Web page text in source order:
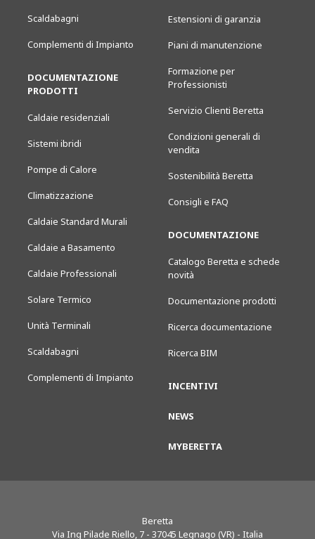
Scaldabagni
Complementi di Impianto
DOCUMENTAZIONE
PRODOTTI
Caldaie residenziali
Sistemi ibridi
Pompe di Calore
Climatizzazione
Caldaie Standard Murali
Caldaie a Basamento
Caldaie Professionali
Solare Termico
Unità Terminali
Scaldabagni
Complementi di Impianto
Estensioni di garanzia
Piani di manutenzione
Formazione per
Professionisti
Servizio Clienti Beretta
Condizioni generali di
vendita
Sostenibilità Beretta
Consigli e FAQ
DOCUMENTAZIONE
Catalogo Beretta e schede
novità
Documentazione prodotti
Ricerca documentazione
Ricerca BIM
INCENTIVI
NEWS
MYBERETTA
Beretta
Via Ing Pilade Riello, 7 - 37045 Legnago (VR) - Italia